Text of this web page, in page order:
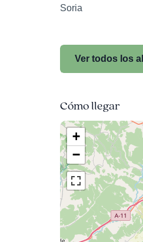
Soria
Ver todos los
Cómo llegar
+
−